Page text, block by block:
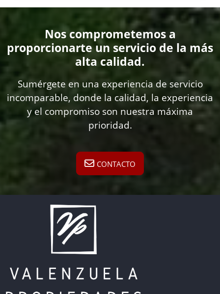
Nos comprometemos a
proporcionarte un servicio de la más
alta calidad.
Sumérgete en una experiencia de servicio
incomparable, donde la calidad, la experiencia
y el compromiso son nuestra máxima
prioridad.
CONTACTO